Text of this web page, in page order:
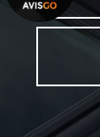
Voir le certificat